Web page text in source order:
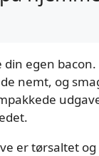
din egen
nemt, og
er tørsaltet